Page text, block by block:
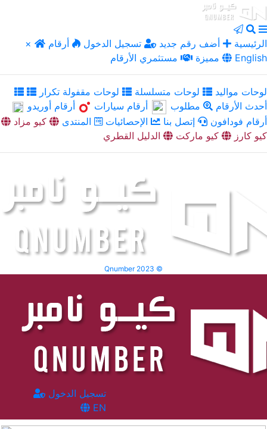
× الرئيسية أضف رقم جديد تسجيل الدخول
أرقام
مميزة
مستثمري الأرقام English
لوحات مواليد لوحات متسلسلة
لوحات مقفولة تكرار
أحدث الأرقام
مطلوب أرقام سيارات
أرقام أوريدو
أرقام فودافون
إتصل بنا الإحصائيات المنتدى
كيو مزاد
كيو كارز
كيو ماركت الدليل القطري
Qnumber 2023 ©
تسجيل الدخول
EN